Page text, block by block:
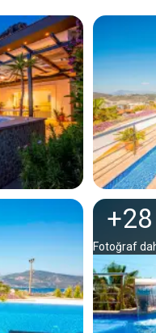
+28
Fotoğraf